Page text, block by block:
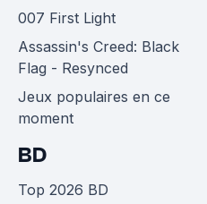
007 First Light
Assassin's Creed: Black
Flag - Resynced
Jeux populaires en ce
moment
BD
Top 2026 BD